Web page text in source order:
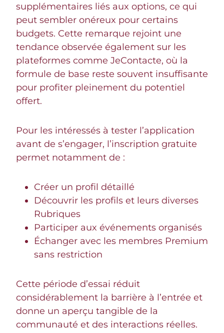
supplémentaires liés aux options, ce qui
peut sembler onéreux pour certains
budgets. Cette remarque rejoint une
tendance observée également sur les
plateformes comme JeContacte, où la
formule de base reste souvent insuffisante
pour profiter pleinement du potentiel
offert.
Pour les intéressés à tester l’application
avant de s’engager, l’inscription gratuite
permet notamment de :
Créer un profil détaillé
Découvrir les profils et leurs diverses
Rubriques
Participer aux événements organisés
Échanger avec les membres Premium
sans restriction
Cette période d’essai réduit
considérablement la barrière à l’entrée et
donne un aperçu tangible de la
communauté et des interactions réelles.